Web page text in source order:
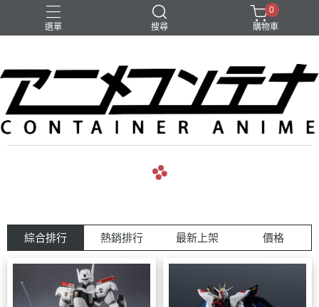
選單 搜尋
0
購物車
綜合排行 熱銷排行 最新上架 價格